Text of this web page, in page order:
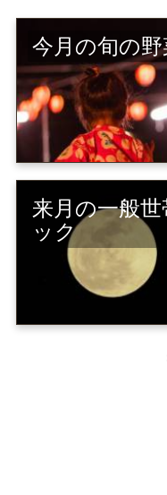
今月の旬の
来月の一般
ック